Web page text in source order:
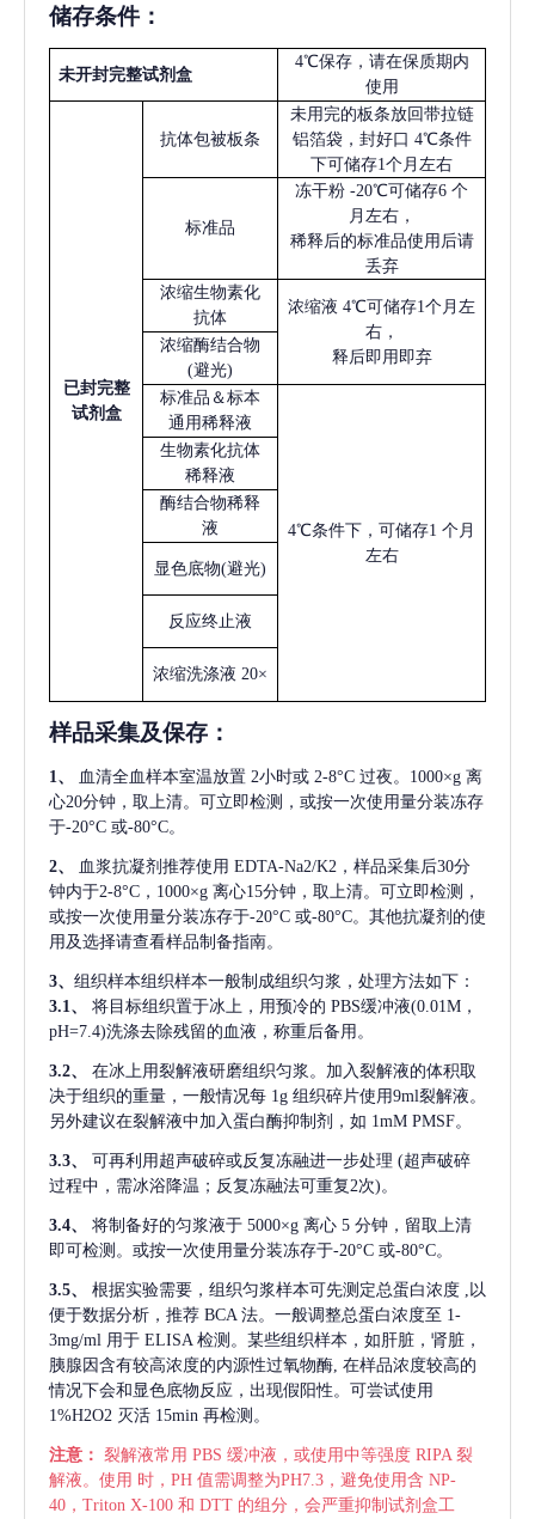
储存条件：
未开封完整试剂盒
4℃保存，请在保质期内
使用
已封完整
试剂盒
抗体包被板条
未用完的板条放回带拉链
铝箔袋，封好口 4℃条件
下可储存1个月左右
标准品
冻干粉 -20℃可储存6 个
月左右，
稀释后的标准品使用后请
丢弃
浓缩生物素化
抗体
浓缩液 4℃可储存1个月左
右，
释后即用即弃
浓缩酶结合物
(避光)
标准品＆标本
通用稀释液
4℃条件下，可储存1 个月
左右
生物素化抗体
稀释液
酶结合物稀释
液
显色底物(避光)
反应终止液
浓缩洗涤液 20×
样品采集及保存 ：
1、 血清全血样本室温放置 2小时或 2-8°C 过夜。1000×g 离
心20分钟，取上清。可立即检测，或按一次使用量分装冻存
于-20°C 或-80°C。
2、 血浆抗凝剂推荐使用 EDTA-Na2/K2，样品采集后30分
钟内于2-8°C，1000×g 离心15分钟，取上清。可立即检测，
或按一次使用量分装冻存于-20°C 或-80°C。其他抗凝剂的使
用及选择请查看样品制备指南。
3、 组织样本组织样本一般制成组织匀浆，处理方法如下：
3.1、
将目标组织置于冰上，用预冷的 PBS缓冲液(0.01M，
pH=7.4)洗涤去除残留的血液，称重后备用。
3.2、
在冰上用裂解液研磨组织匀浆。加入裂解液的体积取
决于组织的重量，一般情况每 1g 组织碎片使用9ml裂解液。
另外建议在裂解液中加入蛋白酶抑制剂，如 1mM PMSF。
3.3、 可再利用超声破碎或反复冻融进一步处理 (超声破碎
过程中，需冰浴降温；反复冻融法可重复2次)。
3.4、 将制备好的匀浆液于 5000×g 离心 5 分钟，留取上清
即可检测。或按一次使用量分装冻存于-20°C 或-80°C。
3.5、 根据实验需要，组织匀浆样本可先测定总蛋白浓度
,以
便于数据分析，推荐 BCA 法。一般调整总蛋白浓度至 1-
3mg/ml 用于 ELISA 检测。某些组织样本，如肝脏，肾脏，
胰腺因含有较高浓度的内源性过氧物酶, 在样品浓度较高的
情况下会和显色底物反应，出现假阳性。可尝试使用
1%H2O2 灭活 15min 再检测。
注意： 裂解液常用 PBS 缓冲液，或使用中等强度 RIPA 裂
解液。使用 时，PH 值需调整为PH7.3，避免使用含 NP-
40，Triton X-100 和 DTT 的组分，会严重抑制试剂盒工